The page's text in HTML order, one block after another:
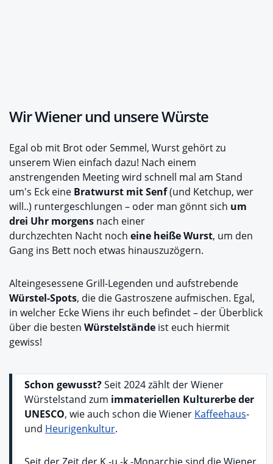
Wir Wiener und unsere Würste
Egal ob mit Brot oder Semmel, Wurst gehört zu
unserem Wien einfach dazu! Nach einem
anstrengenden Meeting wird schnell mal am Stand
um's Eck eine Bratwurst mit Senf(und Ketchup, wer
will..) runtergeschlungen – oder man gönnt sich um
drei Uhr morgens nach einer
durchzechten Nacht noch eine heiße Wurst, um den
Gang ins Bett noch etwas hinauszuzögern.
Alteingesessene Grill-Legenden und aufstrebende
Würstel-Spots, die die Gastroszene aufmischen. Egal,
in welcher Ecke Wiens ihr euch befindet – der Überblick
über die besten Würstelstände ist euch hiermit
gewiss!
Schon gewusst?Seit 2024 zählt der Wiener
Würstelstand zum immateriellen Kulturerbe der
UNESCO, wie auch schon die Wiener Kaffeehaus-
und Heurigenkultur.